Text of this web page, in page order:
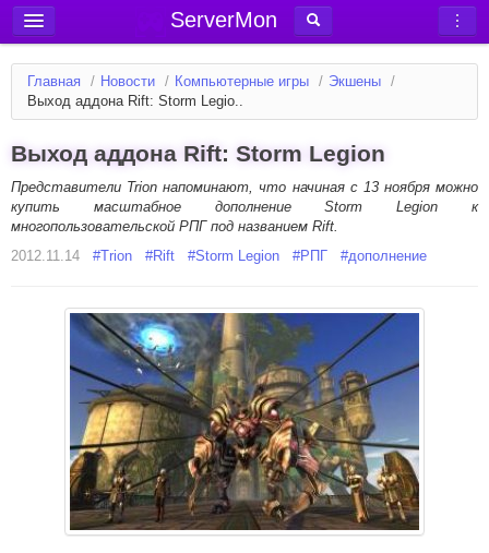
ServerMon
Добавить сервер
Мониторинг серверов
Статьи
Главная / Новости / Компьютерные игры / Экшены /
Выход аддона Rift: Storm Legio..
Выход аддона Rift: Storm Legion
Представители Trion напоминают, что начиная с 13 ноября можно
купить масштабное дополнение Storm Legion к
многопользовательской РПГ под названием Rift.
2012.11.14
#Trion #Rift #Storm Legion #РПГ #дополнение